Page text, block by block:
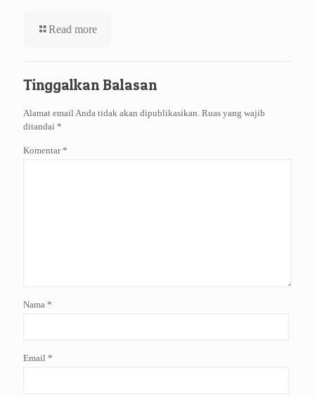
Read more
Tinggalkan Balasan
Alamat email Anda tidak akan dipublikasikan. Ruas yang wajib
ditandai *
Komentar*
Nama *
Email *